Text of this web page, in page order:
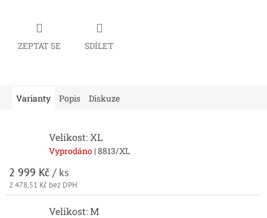
ZEPTAT SE SDÍLET
Varianty Popis Diskuze
Velikost: XL
Vyprodáno | 8813/XL
2 999 Kč / ks
2 478,51 Kč bez DPH
Velikost: M